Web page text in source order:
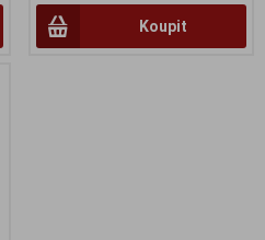
Koupit